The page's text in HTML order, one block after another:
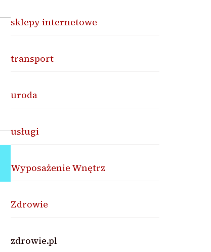
sklepy internetowe
transport
uroda
usługi
Wyposażenie Wnętrz
Zdrowie
zdrowie.pl